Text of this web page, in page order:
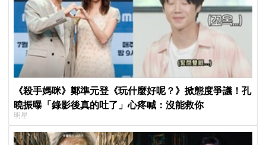
《殺手媽咪》鄭準元登《玩什麼好呢？》掀態度爭議！孔
曉振曝「錄影後真的吐了」心疼喊：沒能救你
明星